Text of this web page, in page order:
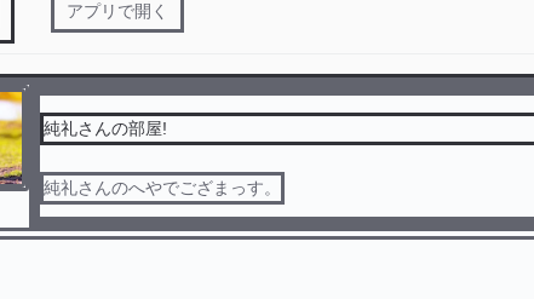
アプリで開く
純礼さんの部屋!
純礼さんのへやでござまっす。